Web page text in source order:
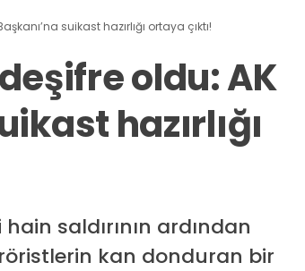
suikast hazırlığı ortaya çıktı!
oldu: AK
hazırlığı
saldırının ardından
kan donduran bir